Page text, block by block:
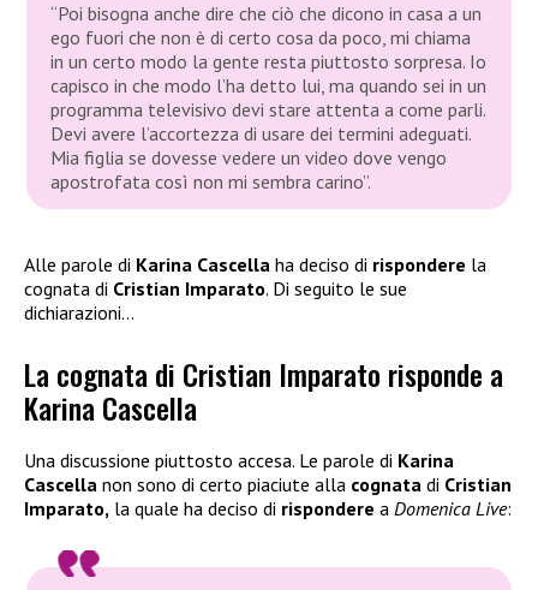
“Poi bisogna anche dire che ciò che dicono in casa a un
ego fuori che non è di certo cosa da poco, mi chiama
in un certo modo la gente resta piuttosto sorpresa. Io
capisco in che modo l’ha detto lui, ma quando sei in un
programma televisivo devi stare attenta a come parli.
Devi avere l’accortezza di usare dei termini adeguati.
Mia figlia se dovesse vedere un video dove vengo
apostrofata così non mi sembra carino”.
Alle parole di Karina Cascella ha deciso di rispondere la
cognata di Cristian Imparato. Di seguito le sue
dichiarazioni…
La cognata di Cristian Imparato risponde a
Karina Cascella
Una discussione piuttosto accesa. Le parole di Karina
Cascella non sono di certo piaciute alla cognata di Cristian
Imparato, la quale ha deciso di rispondere a Domenica Live: